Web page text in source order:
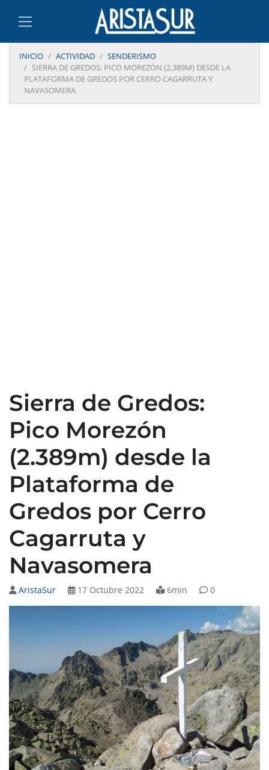
INICIO ACTIVIDAD
SENDERISMO
SIERRA DE GREDOS: PICO MOREZÓN (2.389M) DESDE LA
PLATAFORMA DE GREDOS POR CERRO CAGARRUTA Y
NAVASOMERA
Sierra de Gredos:
Pico Morezón
(2.389m) desde la
Plataforma de
Gredos por Cerro
Cagarruta y
Navasomera
AristaSur 17 Octubre 2022 6min 0